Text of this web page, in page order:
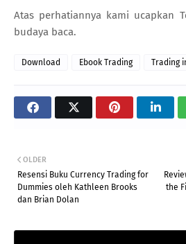
Atas perhatiannya kami ucapkan
budaya baca.
Download Ebook Trading Trading
the
OLDER
Resensi Buku Currency Trading for
Dummies oleh Kathleen Brooks
dan Brian Dolan